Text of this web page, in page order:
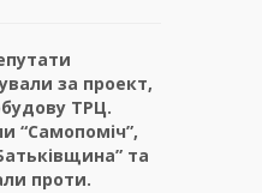
за проект,
ТРЦ.
“Самопоміч”,
та
проти.